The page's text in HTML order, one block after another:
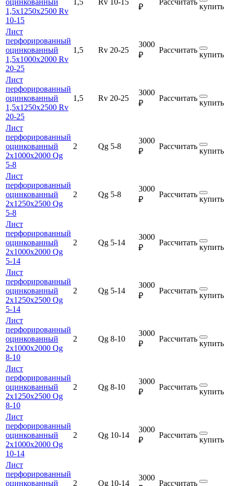
1,5х1250х2500 Rv
10-15
₽
купить
Лист
перфорированный
оцинкованный
1,5х1000х2000 Rv
20-25
1,5 Rv 20-25
3000
₽
Рассчитать
купить
Лист
перфорированный
оцинкованный
1,5х1250х2500 Rv
20-25
1,5 Rv 20-25
3000
₽
Рассчитать
купить
Лист
перфорированный
оцинкованный
2х1000х2000 Qg
5-8
2 Qg 5-8
3000
₽
Рассчитать
купить
Лист
перфорированный
оцинкованный
2х1250х2500 Qg
5-8
2 Qg 5-8
3000
₽
Рассчитать
купить
Лист
перфорированный
оцинкованный
2х1000х2000 Qg
5-14
2 Qg 5-14
3000
₽
Рассчитать
купить
Лист
перфорированный
оцинкованный
2х1250х2500 Qg
5-14
2 Qg 5-14
3000
₽
Рассчитать
купить
Лист
перфорированный
оцинкованный
2х1000х2000 Qg
8-10
2 Qg 8-10
3000
₽
Рассчитать
купить
Лист
перфорированный
оцинкованный
2х1250х2500 Qg
8-10
2 Qg 8-10
3000
₽
Рассчитать
купить
Лист
перфорированный
оцинкованный
2х1000х2000 Qg
10-14
2 Qg 10-14
3000
₽
Рассчитать
купить
Лист
перфорированный
оцинкованный
2 Qg 10-14
3000
Рассчитать